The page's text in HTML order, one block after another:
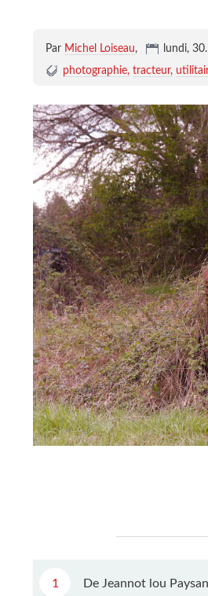
Par Michel Loiseau, lundi,
photographie tracteur
1 De Jeannot lou